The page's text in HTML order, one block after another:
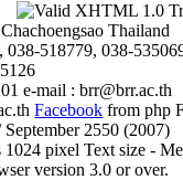
Thailand
038-518779, 038-
e-mail : brr@brr.ac.th
Facebook from php
2550 (2007)
1024 pixel Text size -
version 3.0 or over.